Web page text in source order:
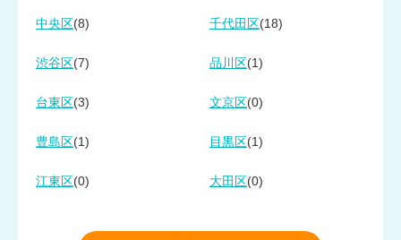
中央区 (8) 千代田区 (18)
渋谷区 (7) 品川区 (1)
台東区 (3) 文京区 (0)
豊島区 (1) 目黒区 (1)
江東区 (0) 大田区 (0)